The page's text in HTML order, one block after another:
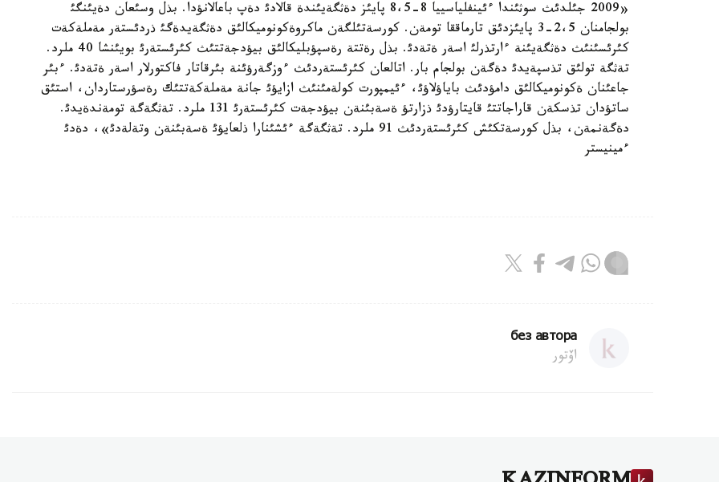
«2009 جئلدئث سوثئندا ءئينفلياسييا 8-8،5 پايئز دةثگةيئندة قالادئ دةپ باعالانؤدا. بذل وسئعان دةيئنگئ
بولجامنان 2،5-3 پايئزدئق تارماققا تومةن. كورسةتئلگةن ماكروةكونوميكالئق دةثگةيدةگئ ذردئستةر مةملةكةت
كئرئسئنئث دةثگةيئنة ءارتذرلئ اسةر ةتةدئ. بذل رةتتة رةسپؤبليكالئق بيؤدجةتتئث كئرئستةرئ بويئنشا 40 ملرد.
تةثگة تولئق تذسپةيدئ دةگةن بولجام بار. اتالعان كئرئستةردئث ءوزگةرؤئنة بئرقاتار فاكتورلار اسةر ةتةدئ. ءبئر
جاعئنان ةكونوميكالئق دامؤدئث باياؤلاؤئ، ءئيمپورت كولةمئنئث ازايؤئ جانة مةملةكةتتئك رةسؤرستاردان، استئق
ساتؤدان تذسكةن قاراجاتتئ قايتارؤدئ ذزارتؤ ةسةبئنةن بيؤدجةت كئرئستةرئ 131 ملرد. تةثگةگة تومةندةيدئ.
دةگةنمةن، بذل كورسةتكئش كئرئستةردئث 91 ملرد. تةثگةگة ءئشئنارا ذلعايؤئ ةسةبئنةن وتةلةدئ»، دةدئ
ءمينيستر
без автора
اۆتور